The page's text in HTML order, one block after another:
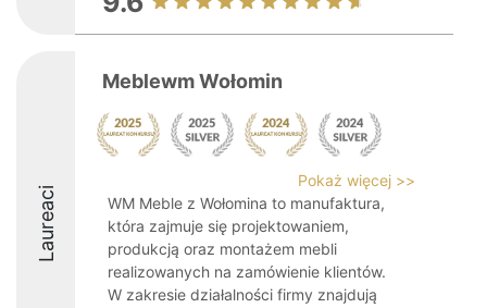
Laureaci
Meblewm Wołomin
Pokaż więcej >>
WM Meble z Wołomina to manufaktura,
która zajmuje się projektowaniem,
produkcją oraz montażem mebli
realizowanych na zamówienie klientów.
W zakresie działalności firmy znajdują